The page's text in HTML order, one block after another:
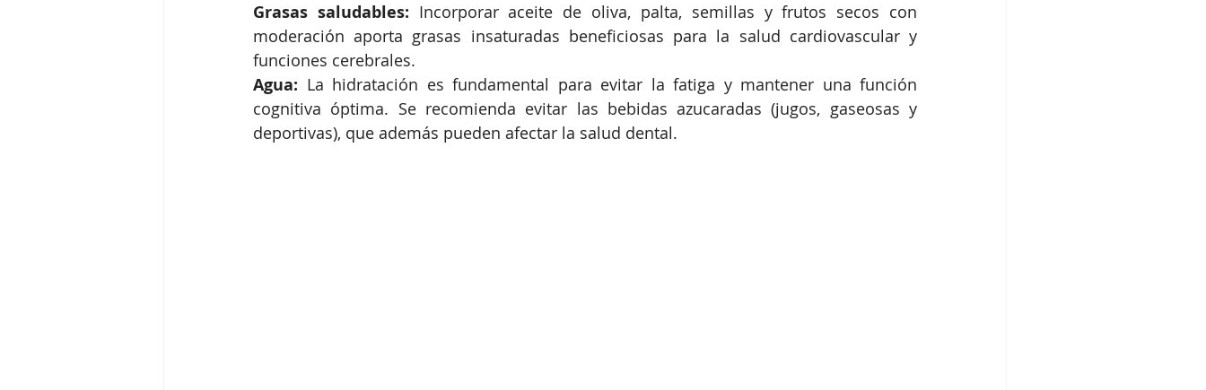
Grasas saludables: Incorporar aceite de oliva, palta, semillas y frutos secos con
moderación aporta grasas insaturadas beneficiosas para la salud cardiovascular y
funciones cerebrales.
Agua: La hidratación es fundamental para evitar la fatiga y mantener una función
cognitiva óptima. Se recomienda evitar las bebidas azucaradas (jugos, gaseosas y
deportivas), que además pueden afectar la salud dental.